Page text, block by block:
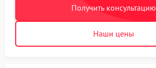
Получить консультацию
Наши цены